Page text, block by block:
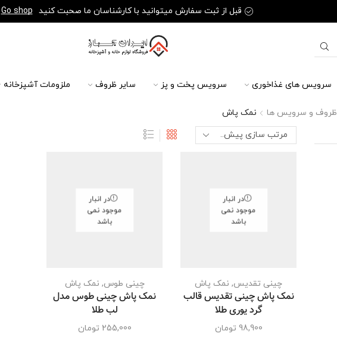
قبل از ثبت سفارش میتوانید با کارشناسان ما صحبت کنید Go shop
سرویس های غذاخوری سرویس پخت و پز سایر ظروف ملزومات آشپزخانه
ظروف و سرویس ها نمک پاش
در انبار
موجود نمی
باشد
چینی تقدیس, نمک پاش
نمک پاش چینی تقدیس قالب
گرد یوری طلا
98,900 تومان
در انبار
موجود نمی
باشد
چینی طوس, نمک پاش
نمک پاش چینی طوس مدل
لب طلا
255,000 تومان